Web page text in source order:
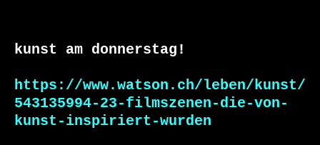
kunst am donnerstag!
https://www.watson.ch/leben/kunst/
543135994-23-filmszenen-die-von-
kunst-inspiriert-wurden